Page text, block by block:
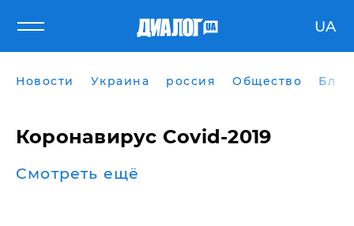
UA
Новости Украина россия Общество
Коронавирус Covid-2019
Смотреть ещё